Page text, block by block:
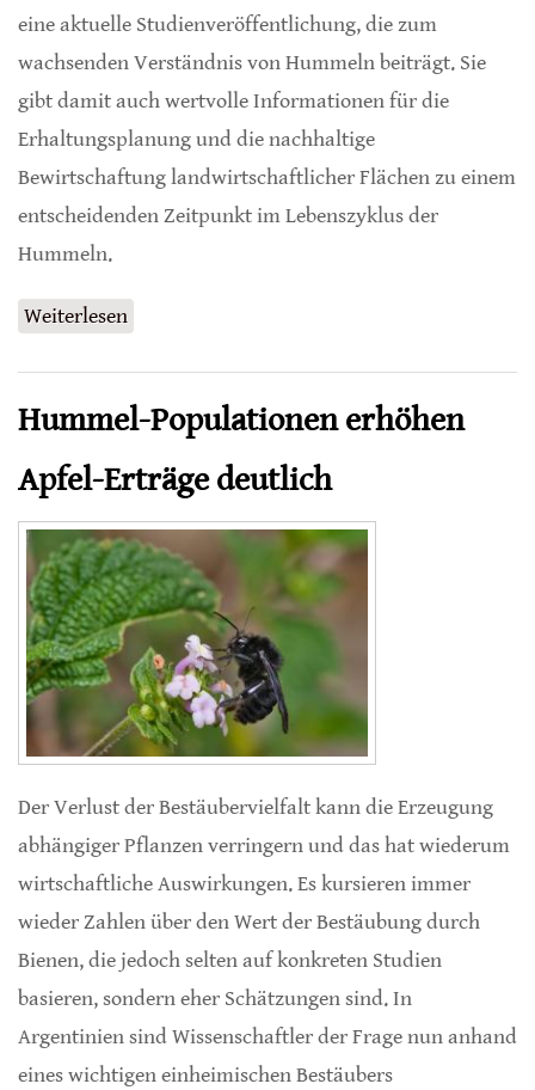
eine aktuelle Studienveröffentlichung, die zum
wachsenden Verständnis von Hummeln beiträgt. Sie
gibt damit auch wertvolle Informationen für die
Erhaltungsplanung und die nachhaltige
Bewirtschaftung landwirtschaftlicher Flächen zu einem
entscheidenden Zeitpunkt im Lebenszyklus der
Hummeln.
Weiterlesen
Hummel-Populationen erhöhen
Apfel-Erträge deutlich
Der Verlust der Bestäubervielfalt kann die Erzeugung
abhängiger Pflanzen verringern und das hat wiederum
wirtschaftliche Auswirkungen. Es kursieren immer
wieder Zahlen über den Wert der Bestäubung durch
Bienen, die jedoch selten auf konkreten Studien
basieren, sondern eher Schätzungen sind. In
Argentinien sind Wissenschaftler der Frage nun anhand
eines wichtigen einheimischen Bestäubers